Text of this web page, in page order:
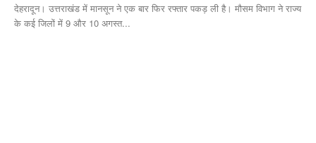
देहरादून। उत्तराखंड में मानसून ने एक बार फिर रफ्तार पकड़ ली है। मौसम विभाग ने राज्य
के कई जिलों में 9 और 10 अगस्त...